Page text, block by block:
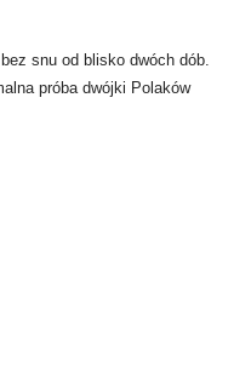
bez snu od blisko dwóch dób.
próba dwójki Polaków